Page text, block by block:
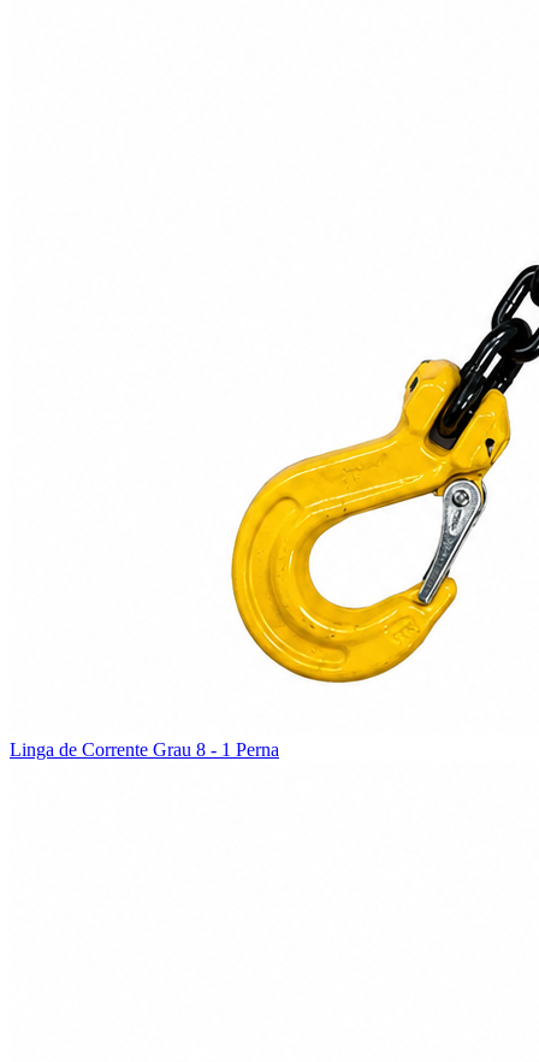
Linga de Corrente Grau 8 - 1 Perna